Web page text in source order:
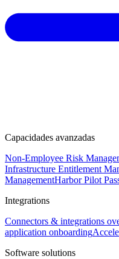
Capacidades avanzadas
Non-Employee Risk
Infrastructure Entitlement
ManagementHarbor Pilot
Integrations
Connectors & integrations
application onboarding
Software solutions